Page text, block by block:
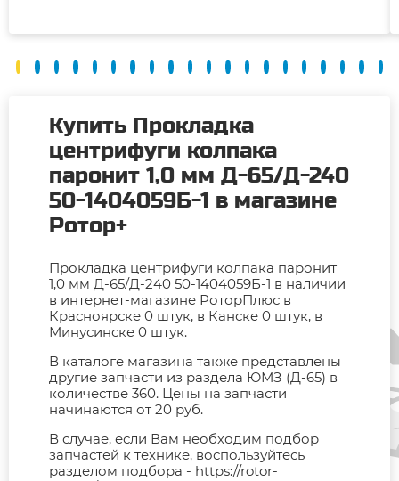
Купить Прокладка
центрифуги колпака
паронит 1,0 мм Д-65/Д-240
50-1404059Б-1 в магазине
Ротор+
Прокладка центрифуги колпака паронит
1,0 мм Д-65/Д-240 50-1404059Б-1 в наличии
в интернет-магазине РоторПлюс в
Красноярске 0 штук, в Канске 0 штук, в
Минусинске 0 штук.
В каталоге магазина также представлены
другие запчасти из раздела ЮМЗ (Д-65) в
количестве 360. Цены на запчасти
начинаются от 20 руб.
В случае, если Вам необходим подбор
запчастей к технике, воспользуйтесь
разделом подбора - https://rotor-